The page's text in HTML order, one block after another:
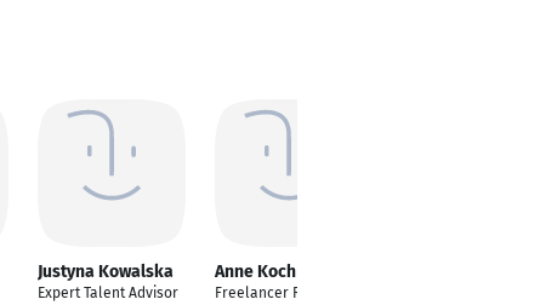
Justyna Kowalska
Expert Talent Advisor
Anne Koch
Freelancer Recruiter